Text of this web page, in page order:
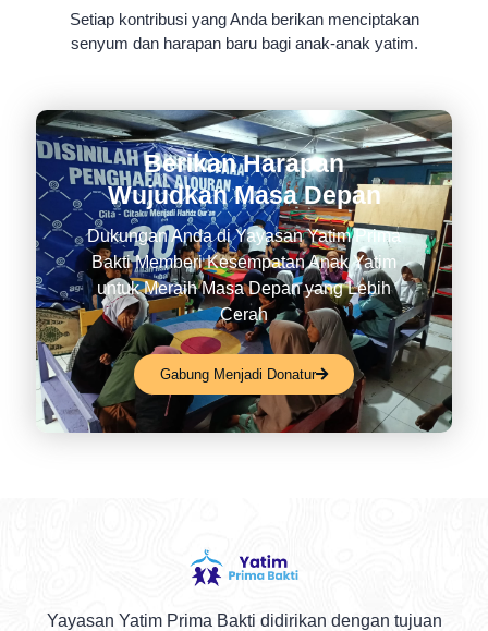
Setiap kontribusi yang Anda berikan menciptakan
senyum dan harapan baru bagi anak-anak yatim.
Berikan Harapan
Wujudkan Masa Depan
Dukungan Anda di Yayasan Yatim Prima
Bakti Memberi Kesempatan Anak Yatim
untuk Meraih Masa Depan yang Lebih
Cerah
Gabung Menjadi Donatur
Yayasan Yatim Prima Bakti didirikan dengan tujuan